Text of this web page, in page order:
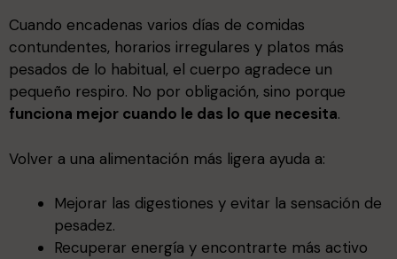
Cuando encadenas varios días de comidas
contundentes, horarios irregulares y platos más
pesados de lo habitual, el cuerpo agradece un
pequeño respiro. No por obligación, sino porque
funciona mejor cuando le das lo que necesita.
Volver a una alimentación más ligera ayuda a:
Mejorar las digestiones y evitar la sensación de
pesadez.
Recuperar energía y encontrarte más activo